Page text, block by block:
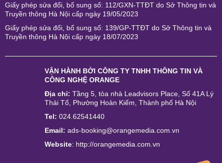
Giấy phép sửa đổi, bổ sung số: 112/GXN-TTĐT do Sở Thông tin và
Truyền thông Hà Nội cấp ngày 19/05/2023
Giấy phép sửa đổi, bổ sung số: 139/GP-TTĐT do Sở Thông tin và
Truyền thông Hà Nội cấp ngày 18/07/2023
VẬN HÀNH BỞI CÔNG TY TNHH THÔNG TIN VÀ
CÔNG NGHỆ ORANGE
Địa chỉ: Tầng 5, tòa nhà Leadvisors Place, Số 41A Lý
Thái Tổ, Phường Hoàn Kiếm, Thành phố Hà Nội
Tel: 024.62541440
Email: ads-booking@orangemedia.com.vn
Website: http://orangemedia.com.vn